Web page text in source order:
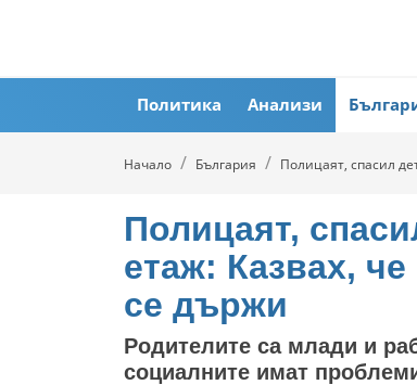
Политика Анализи
Начало България Полицаят, спасил
Полицаят,
етаж: Казвах,
се държи
Родителите са млади и
социалните имат